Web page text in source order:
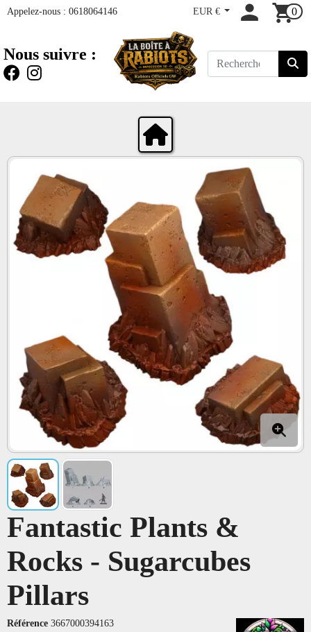
Appelez-nous : 0618064146 EUR € 0
Nous suivre :
Fantastic Plants &
Rocks - Sugarcubes
Pillars
Référence 3667000394163